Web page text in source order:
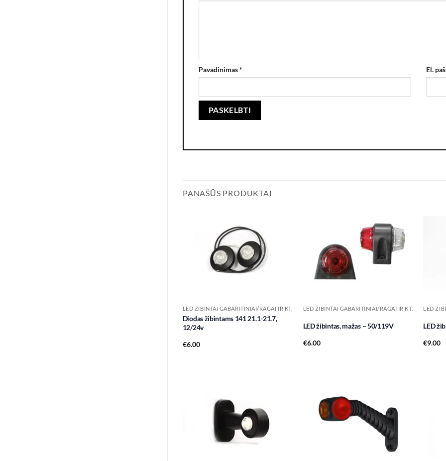
Pavadinimas* El.
PANAŠŪS PRODUKTAI
LED ŽIBINTAI GABARITINIAI/RAGAI IR KT.
Diodas žibintams 141 21.1-21.7,
12/24v
€6.00
Add to
wishlist
LED ŽIBINTAI GABARITINIAI/RAGAI IR KT.
LED žibintas, mažas – 50/119V
€6.00
LED
LED
€9.00
wishlist
wishlist